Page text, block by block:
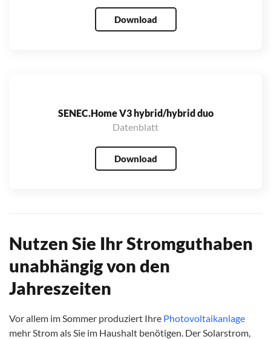
Download
SENEC.Home V3 hybrid/hybrid duo
Datenblatt
Download
Nutzen Sie Ihr Stromguthaben
unabhängig von den
Jahreszeiten
Vor allem im Sommer produziert Ihre Photovoltaikanlage
mehr Strom als Sie im Haushalt benötigen. Der Solarstrom,